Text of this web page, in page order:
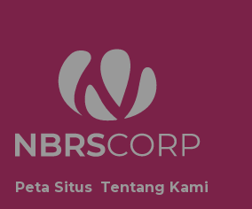
Peta Situs Tentang Kami